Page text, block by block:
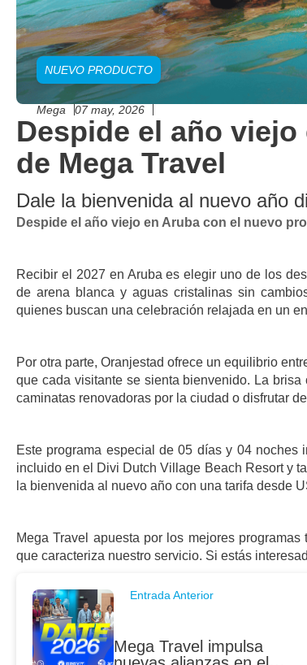
NUEVO PRODUCTO
Mega 07 may, 2026
Despide el año
de Mega Travel
Dale la bienvenida al nuevo año
Despide el año viejo en Aruba con el nuevo
Recibir el 2027 en Aruba es elegir uno de los
de arena blanca y aguas cristalinas sin
quienes buscan una celebración relajada en un
Por otra parte, Oranjestad ofrece un equilibrio
que cada visitante se sienta bienvenido. La
caminatas renovadoras por la ciudad o disfrutar
Este programa especial de 05 días y 04 noches
incluido en el Divi Dutch Village Beach Resort y
la bienvenida al nuevo año con una tarifa desde
Mega Travel apuesta por los mejores
que caracteriza nuestro servicio. Si estás
Entrada Anterior
Mega Travel impulsa